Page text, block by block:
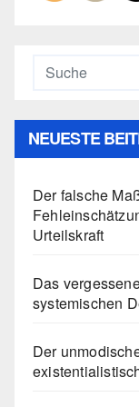
NEUESTE
Der falsche
Urteilskraft
Das
systemischen
Der